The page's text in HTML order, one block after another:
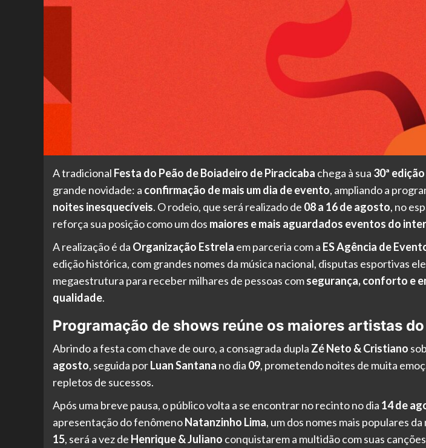
A tradicional Festa do Peão de Boiadeiro de Piracicaba chega à sua 30ª edição
grande novidade: a confirmação de mais um dia de evento, ampliando a
noites inesquecíveis. O rodeio, que será realizado de 08 a 16 de agosto, no
reforça sua posição como um dos maiores e mais aguardados eventos do
A realização é da Organização Estrela em parceria com a ES Agência de
edição histórica, com grandes nomes da música nacional, disputas esportivas
megaestrutura para receber milhares de pessoas comsegurança, conforto e
qualidade.
Programação de shows reúne os maiores artistas
Abrindo a festa com chave de ouro, a consagrada dupla Zé Neto & Cristiano
agosto, seguida porLuan Santana no dia 09, prometendo noites de muita
repletos de sucessos.
Após uma breve pausa, o público volta a se encontrar no recinto no dia 14 de
apresentação do fenômenoNatanzinho Lima, um dos nomes mais populares
15, será a vez de Henrique & Juliano conquistarem a multidão com suas